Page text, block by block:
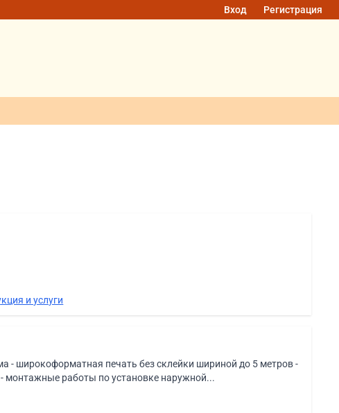
Вход Регистрация
и услуги
печать без склейки шириной до 5 метров -
монтажные работы по установке наружной...